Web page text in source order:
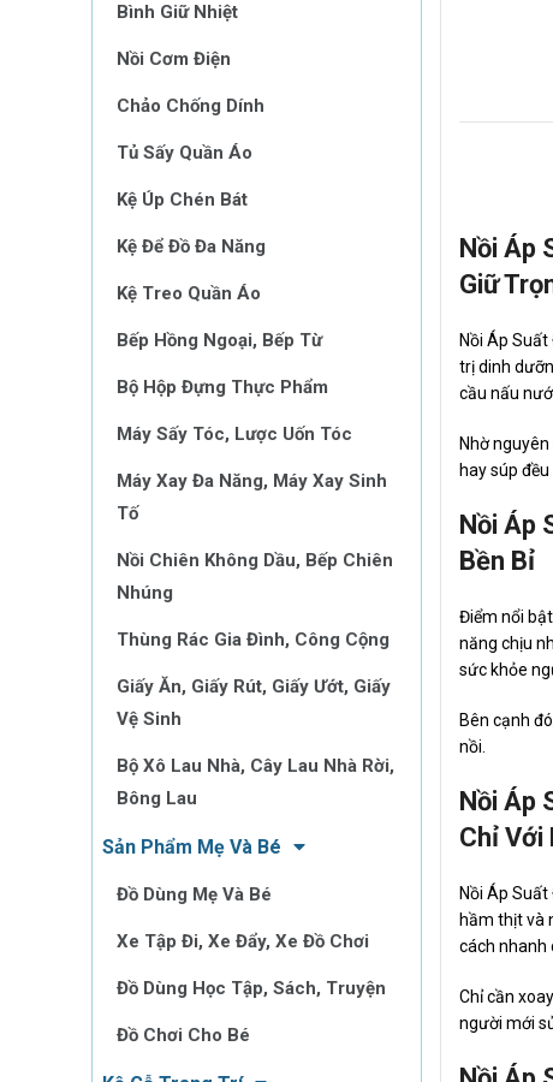
Nồi Áp
Giữ
Nồi Áp
trị dinh
cầu nấu
Nhờ
hay súp
Nồi Áp
Bền Bỉ
Điểm nổi
năng chịu
sức khỏe
Bên cạnh
nồi.
Nồi Áp
Chỉ Với
Nồi Áp
hầm thịt và
cách nhanh
Chỉ cần
người mới
Bình Giữ Nhiệt
Nồi Cơm Điện
Chảo Chống Dính
Tủ Sấy Quần Áo
Kệ Úp Chén Bát
Kệ Để Đồ Đa Năng
Kệ Treo Quần Áo
Bếp Hồng Ngoại, Bếp Từ
Bộ Hộp Đựng Thực Phẩm
Máy Sấy Tóc, Lược Uốn Tóc
Máy Xay Đa Năng, Máy Xay Sinh
Tố
Nồi Chiên Không Dầu, Bếp Chiên
Nhúng
Thùng Rác Gia Đình, Công Cộng
Giấy Ăn, Giấy Rút, Giấy Ướt, Giấy
Vệ Sinh
Bộ Xô Lau Nhà, Cây Lau Nhà Rời,
Bông Lau
Sản Phẩm Mẹ Và Bé
Đồ Dùng Mẹ Và Bé
Xe Tập Đi, Xe Đẩy, Xe Đồ Chơi
Đồ Dùng Học Tập, Sách, Truyện
Đồ Chơi Cho Bé